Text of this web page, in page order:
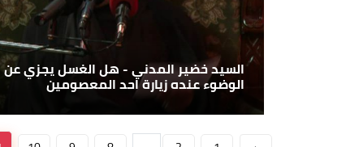
السيد خضير المدني - هل الغسل يجزي عن
الوضوء عنده زيارة احد المعصومين